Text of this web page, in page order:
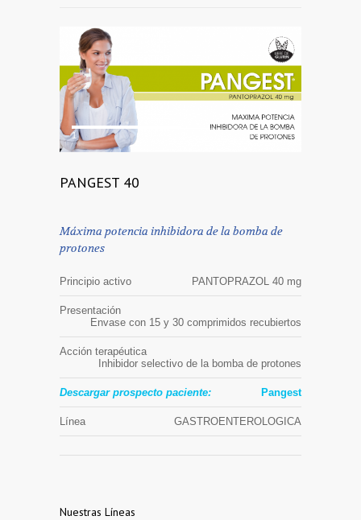
1
PANGEST 40
Máxima potencia inhibidora de la bomba de
protones
Principio activo PANTOPRAZOL 40 mg
Presentación
Envase con 15 y 30 comprimidos recubiertos
Acción terapéutica
Inhibidor selectivo de la bomba de protones
Descargar prospecto paciente: Pangest
Línea GASTROENTEROLOGICA
Nuestras Líneas